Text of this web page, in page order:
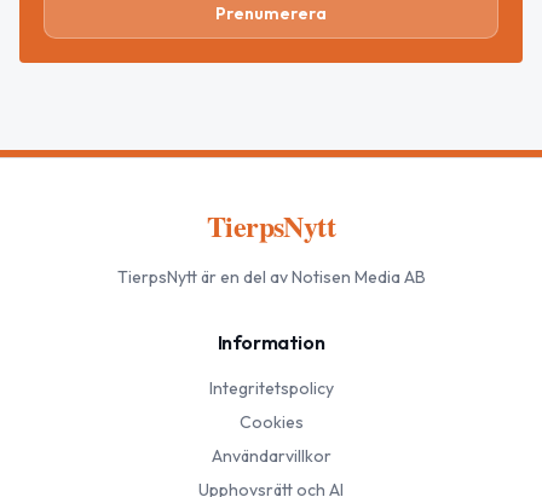
Prenumerera
TierpsNytt
TierpsNyttär en del av Notisen Media AB
Information
Integritetspolicy
Cookies
Användarvillkor
Upphovsrätt och AI